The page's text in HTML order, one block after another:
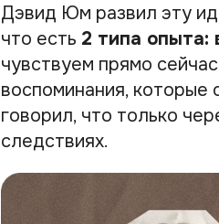
Дэвид Юм развил эту
что есть 2 типа опыта:
чувствуем прямо
воспоминания,
говорил, что только
следствиях.